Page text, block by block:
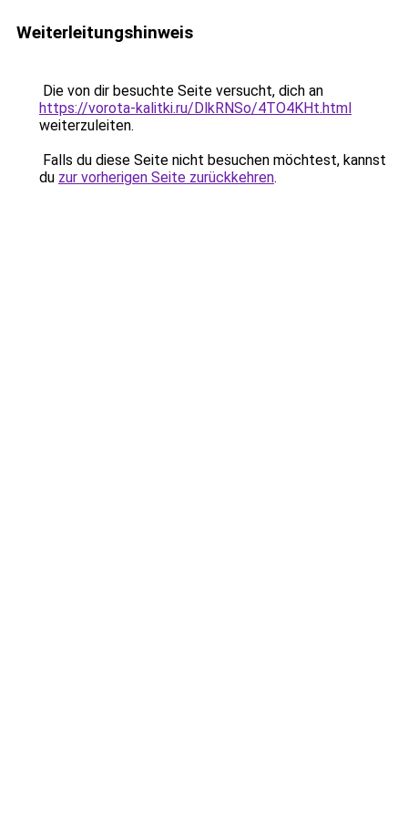
Weiterleitungshinweis
Die von dir besuchte Seite versucht, dich an
https://vorota-kalitki.ru/DlkRNSo/4TO4KHt.html
weiterzuleiten.
Falls du diese Seite nicht besuchen möchtest, kannst
du zur vorherigen Seite zurückkehren.